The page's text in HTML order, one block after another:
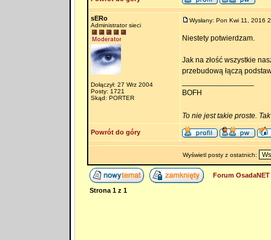
sERo
Administrator sieci
Dołączył: 27 Wrz 2004
Posty: 1721
Skąd: PORTER
Wysłany: Pon Kwi 11, 2016
Niestety potwierdzam.
Jak na złość wszystkie
przebudową łączą
BOFH
To nie jest takie proste.
Powrót do góry
Wyświetl posty z ostatnich:
Forum
Strona 1z 1